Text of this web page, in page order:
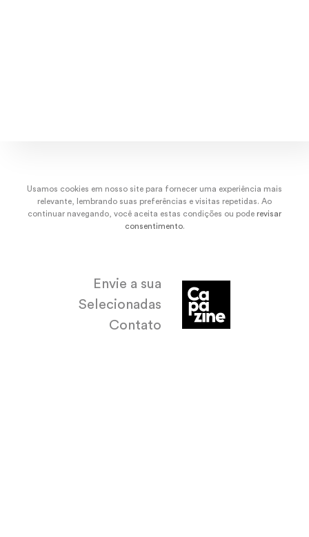
Usamos cookies em nosso site para fornecer uma experiência mais
relevante, lembrando suas preferências e visitas repetidas. Ao
continuar navegando, você aceita estas condições ou pode revisar
consentimento.
Envie a sua
Selecionadas
Contato